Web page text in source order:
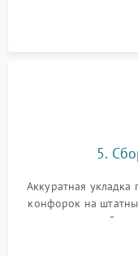
дорожек.
5.
Аккуратная
конфорок на
проверкой
термостойкого